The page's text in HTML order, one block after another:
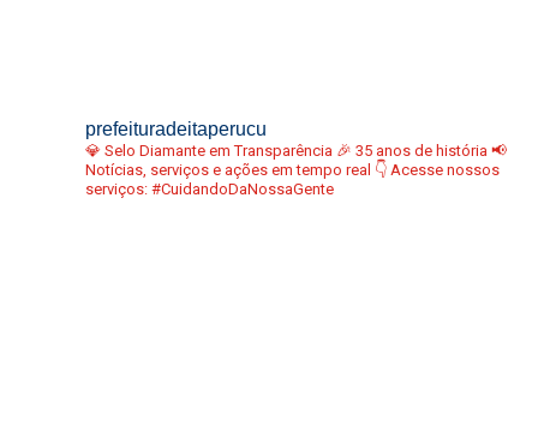
prefeituradeitaperucu
💎 Selo Diamante em Transparência 🎉 35 anos de história 📢
Notícias, serviços e ações em tempo real 👇 Acesse nossos
serviços: #CuidandoDaNossaGente